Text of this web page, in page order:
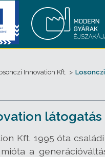
Innovation Kft. >
látogatás
Kft. 1995 óta
a